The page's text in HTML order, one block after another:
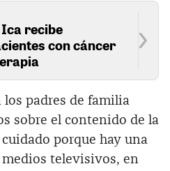
recibe
con cáncer
los padres de familia
sobre el contenido de la
porque hay una
televisivos, en